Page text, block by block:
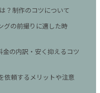
？制作のコツについて
グの前撮りに適した時
金の内訳・安く抑えるコツ
依頼するメリットや注意